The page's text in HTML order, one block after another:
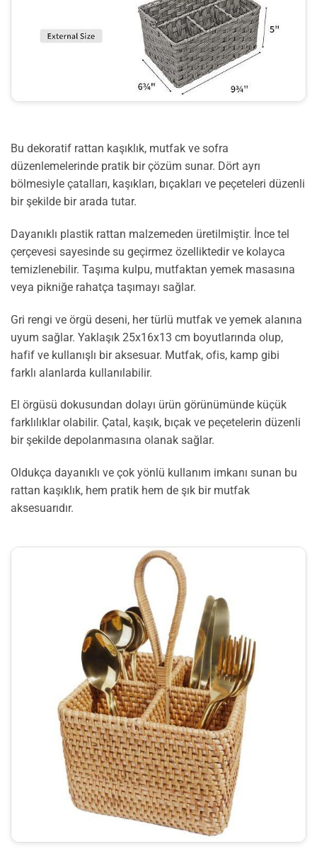
Bu dekoratif rattan kaşıklık, mutfak ve sofra
düzenlemelerinde pratik bir çözüm sunar. Dört ayrı
bölmesiyle çatalları, kaşıkları, bıçakları ve peçeteleri düzenli
bir şekilde bir arada tutar.
Dayanıklı plastik rattan malzemeden üretilmiştir. İnce tel
çerçevesi sayesinde su geçirmez özelliktedir ve kolayca
temizlenebilir. Taşıma kulpu, mutfaktan yemek masasına
veya pikniğe rahatça taşımayı sağlar.
Gri rengi ve örgü deseni, her türlü mutfak ve yemek alanına
uyum sağlar. Yaklaşık 25x16x13 cm boyutlarında olup,
hafif ve kullanışlı bir aksesuar. Mutfak, ofis, kamp gibi
farklı alanlarda kullanılabilir.
El örgüsü dokusundan dolayı ürün görünümünde küçük
farklılıklar olabilir. Çatal, kaşık, bıçak ve peçetelerin düzenli
bir şekilde depolanmasına olanak sağlar.
Oldukça dayanıklı ve çok yönlü kullanım imkanı sunan bu
rattan kaşıklık, hem pratik hem de şık bir mutfak
aksesuarıdır.